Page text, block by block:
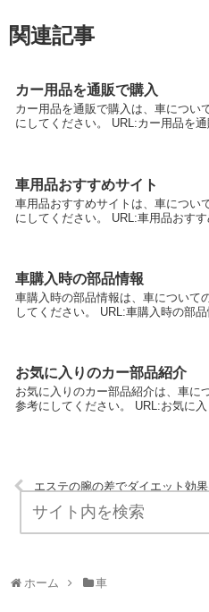
関連記事
カー用品を通販で購入
カー用品を通販で購入は、車につい
にしてください。 URL:カー用品を通
車用品おすすめサイト
車用品おすすめサイトは、車につい
にしてください。 URL:車用品おすす
車購入時の部品情報
車購入時の部品情報は、車について
してください。 URL:車購入時の部品
お気に入りのカー部品紹介
お気に入りのカー部品紹介は、車に
参考にしてください。 URL:お気に
エステの腕の差でダイエット効
ホーム 車